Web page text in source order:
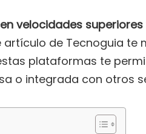
velocidades
artículo de Tecnoguia
plataformas te
o integrada con otros